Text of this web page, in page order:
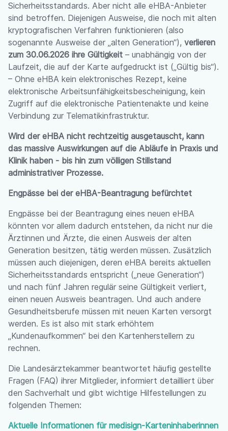
Sicherheitsstandards. Aber nicht alle eHBA-Anbieter
sind betroffen. Diejenigen Ausweise, die noch mit alten
kryptografischen Verfahren funktionieren (also
sogenannte Ausweise der „alten Generation“), verlieren
zum 30.06.2026 ihre Gültigkeit – unabhängig von der
Laufzeit, die auf der Karte aufgedruckt ist („Gültig bis“).
– Ohne eHBA kein elektronisches Rezept, keine
elektronische Arbeitsunfähigkeitsbescheinigung, kein
Zugriff auf die elektronische Patientenakte und keine
Verbindung zur Telematikinfrastruktur.
Wird der eHBA nicht rechtzeitig ausgetauscht, kann
das massive Auswirkungen auf die Abläufe in Praxis und
Klinik haben - bis hin zum völligen Stillstand
administrativer Prozesse.
Engpässe bei der eHBA-Beantragung befürchtet
Engpässe bei der Beantragung eines neuen eHBA
könnten vor allem dadurch entstehen, da nicht nur die
Ärztinnen und Ärzte, die einen Ausweis der alten
Generation besitzen, tätig werden müssen. Zusätzlich
müssen auch diejenigen, deren eHBA bereits aktuellen
Sicherheitsstandards entspricht („neue Generation“)
und nach fünf Jahren regulär seine Gültigkeit verliert,
einen neuen Ausweis beantragen. Und auch andere
Gesundheitsberufe müssen mit neuen Karten versorgt
werden. Es ist also mit stark erhöhtem
„Kundenaufkommen“ bei den Kartenherstellern zu
rechnen.
Die Landesärztekammer beantwortet häufig gestellte
Fragen (FAQ) ihrer Mitglieder, informiert detailliert über
den Sachverhalt und gibt wichtige Hilfestellungen zu
folgenden Themen:
Aktuelle Informationen für medisign-Karteninhaberinnen